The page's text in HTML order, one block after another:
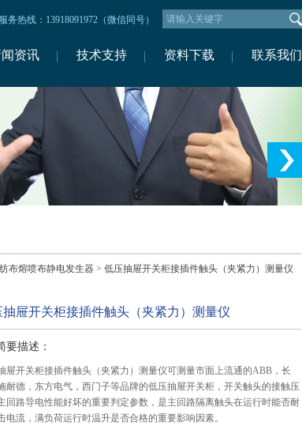
服务热线：13918091972（微信同号）
资讯 技术支持 资料下载 联系我们
布熔喷布静电发生器 > 低压抽屉开关柜接插件触头（夹紧力）测量仪
抽屉开关柜接插件触头（夹紧力）测量仪
要描述：
屉开关柜接插件触头（夹紧力）测量仪可测量市面上流通的ABB，长
耐德，东方电气，西门子等品牌的低压抽屉开关柜，开关触头的接触压
回路导电性能好坏的重要判定参数，是主回路隔离触头在运行时能否耐
电流，满负荷运行时温升是否合格的重要影响因素。